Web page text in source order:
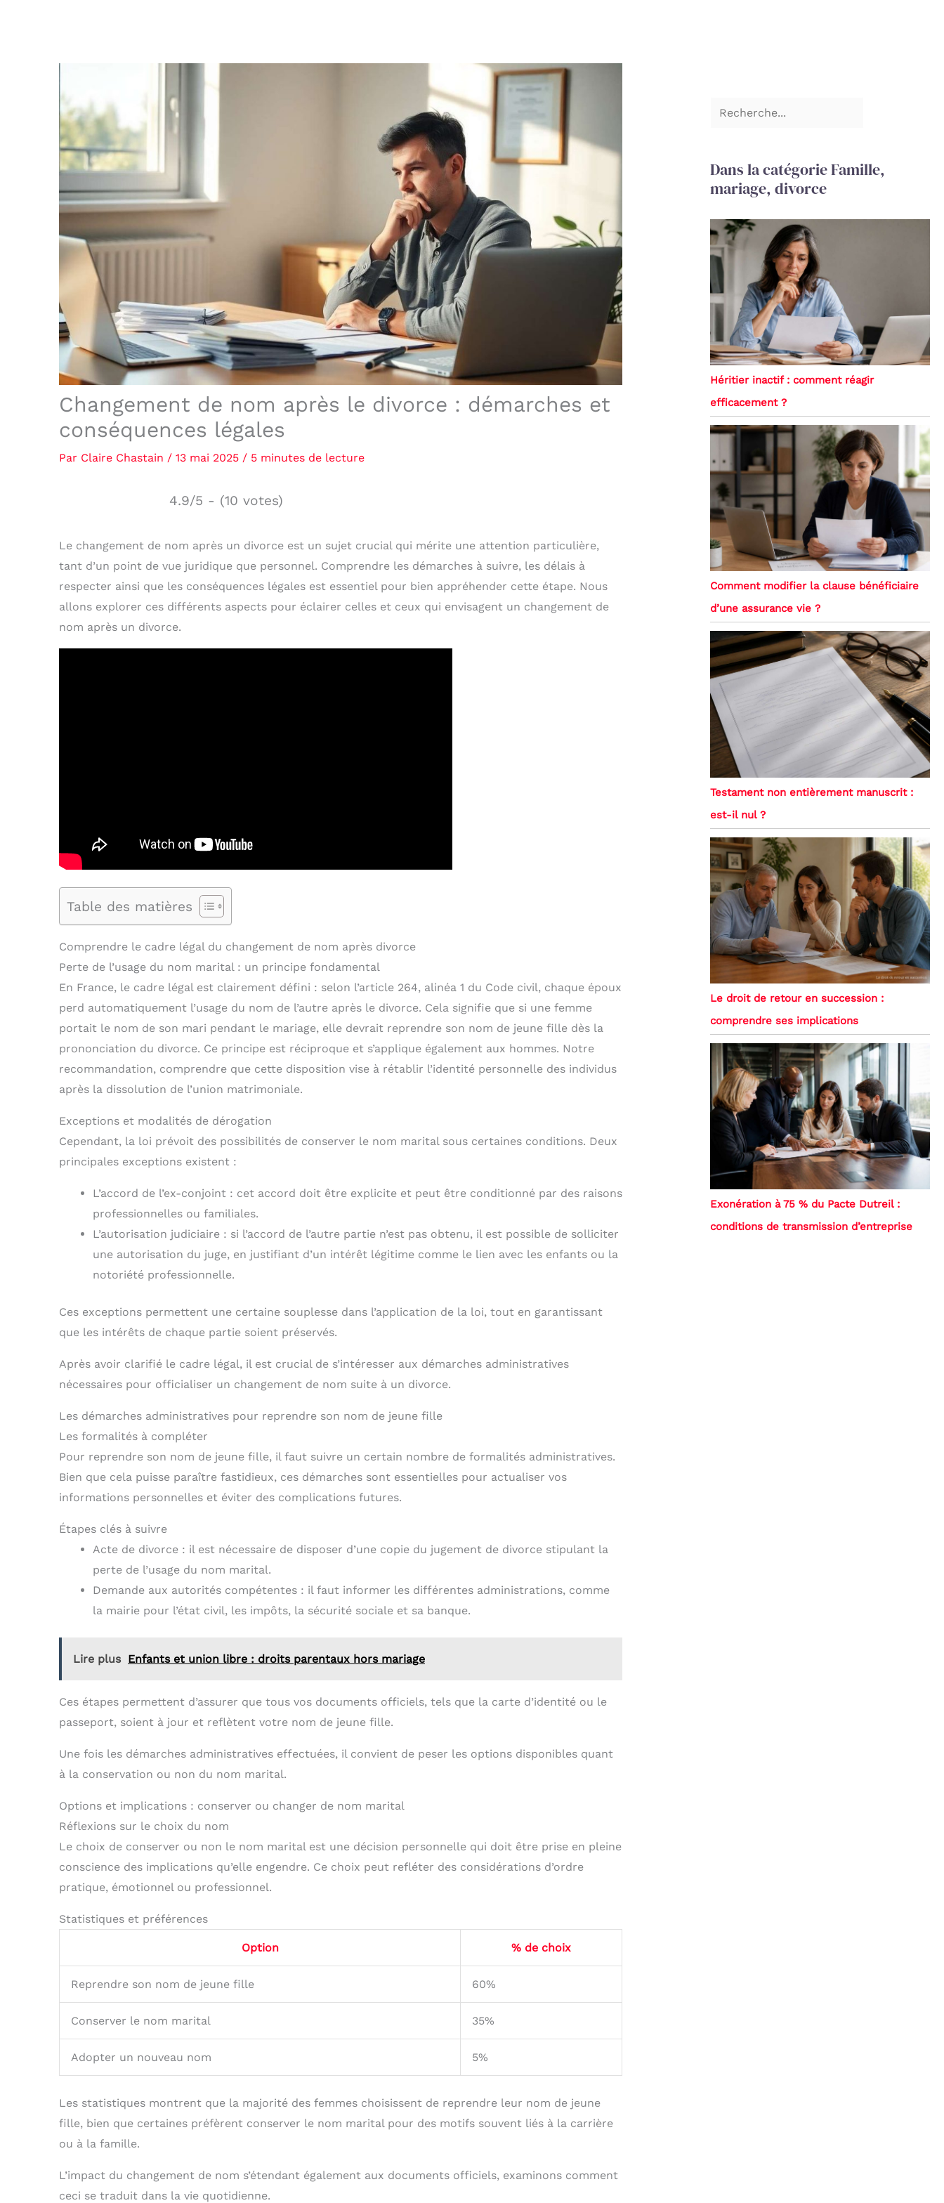
Changement de nom après le divorce : démarches et
conséquences légales
Par Claire Chastain / 13 mai 2025 / 5 minutes de lecture
4.9/5 - (10 votes)
Le changement de nom après un divorce est un sujet crucial qui mérite une attention particulière,
tant d’un point de vue juridique que personnel. Comprendre les démarches à suivre, les délais à
respecter ainsi que les conséquences légales est essentiel pour bien appréhender cette étape. Nous
allons explorer ces différents aspects pour éclairer celles et ceux qui envisagent un changement de
nom après un divorce.
Table des matières
Comprendre le cadre légal du changement de nom après divorce
Perte de l’usage du nom marital : un principe fondamental
En France, le cadre légal est clairement défini : selon l’article 264, alinéa 1 du Code civil, chaque époux
perd automatiquement l’usage du nom de l’autre après le divorce. Cela signifie que si une femme
portait le nom de son mari pendant le mariage, elle devrait reprendre son nom de jeune fille dès la
prononciation du divorce. Ce principe est réciproque et s’applique également aux hommes. Notre
recommandation, comprendre que cette disposition vise à rétablir l’identité personnelle des individus
après la dissolution de l’union matrimoniale.
Exceptions et modalités de dérogation
Cependant, la loi prévoit des possibilités de conserver le nom marital sous certaines conditions. Deux
principales exceptions existent :
L’accord de l’ex-conjoint : cet accord doit être explicite et peut être conditionné par des raisons
professionnelles ou familiales.
L’autorisation judiciaire : si l’accord de l’autre partie n’est pas obtenu, il est possible de solliciter
une autorisation du juge, en justifiant d’un intérêt légitime comme le lien avec les enfants ou la
notoriété professionnelle.
Ces exceptions permettent une certaine souplesse dans l’application de la loi, tout en garantissant
que les intérêts de chaque partie soient préservés.
Après avoir clarifié le cadre légal, il est crucial de s’intéresser aux démarches administratives
nécessaires pour officialiser un changement de nom suite à un divorce.
Les démarches administratives pour reprendre son nom de jeune fille
Les formalités à compléter
Pour reprendre son nom de jeune fille, il faut suivre un certain nombre de formalités administratives.
Bien que cela puisse paraître fastidieux, ces démarches sont essentielles pour actualiser vos
informations personnelles et éviter des complications futures.
Étapes clés à suivre
Acte de divorce : il est nécessaire de disposer d’une copie du jugement de divorce stipulant la
perte de l’usage du nom marital.
Demande aux autorités compétentes : il faut informer les différentes administrations, comme
la mairie pour l’état civil, les impôts, la sécurité sociale et sa banque.
Lire plus Enfants et union libre : droits parentaux hors mariage
Ces étapes permettent d’assurer que tous vos documents officiels, tels que la carte d’identité ou le
passeport, soient à jour et reflètent votre nom de jeune fille.
Une fois les démarches administratives effectuées, il convient de peser les options disponibles quant
à la conservation ou non du nom marital.
Options et implications : conserver ou changer de nom marital
Réflexions sur le choix du nom
Le choix de conserver ou non le nom marital est une décision personnelle qui doit être prise en pleine
conscience des implications qu’elle engendre. Ce choix peut refléter des considérations d’ordre
pratique, émotionnel ou professionnel.
Statistiques et préférences
Option % de choix
Reprendre son nom de jeune fille 60%
Conserver le nom marital 35%
Adopter un nouveau nom 5%
Les statistiques montrent que la majorité des femmes choisissent de reprendre leur nom de jeune
fille, bien que certaines préfèrent conserver le nom marital pour des motifs souvent liés à la carrière
ou à la famille.
L’impact du changement de nom s’étendant également aux documents officiels, examinons comment
ceci se traduit dans la vie quotidienne.
Dans la catégorie Famille,
mariage, divorce
Héritier inactif : comment réagir
efficacement ?
Comment modifier la clause bénéficiaire
d’une assurance vie ?
Testament non entièrement manuscrit :
est-il nul ?
Le droit de retour en succession :
comprendre ses implications
Exonération à 75 % du Pacte Dutreil :
conditions de transmission d’entreprise